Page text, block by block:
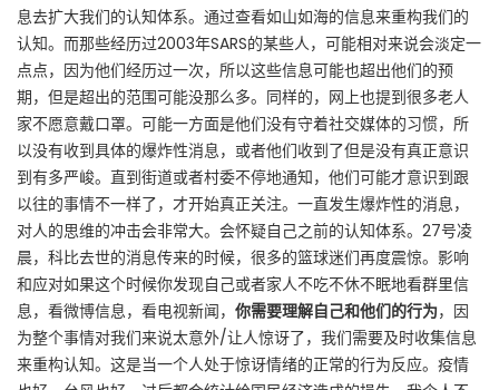
息去扩大我们的认知体系。通过查看如山如海的信息来重构我们的
认知。而那些经历过2003年SARS的某些人，可能相对来说会淡定一
点点，因为他们经历过一次，所以这些信息可能也超出他们的预
期，但是超出的范围可能没那么多。同样的，网上也提到很多老人
家不愿意戴口罩。可能一方面是他们没有守着社交媒体的习惯，所
以没有收到具体的爆炸性消息，或者他们收到了但是没有真正意识
到有多严峻。直到街道或者村委不停地通知，他们可能才意识到跟
以往的事情不一样了，才开始真正关注。一直发生爆炸性的消息，
对人的思维的冲击会非常大。会怀疑自己之前的认知体系。27号凌
晨，科比去世的消息传来的时候，很多的篮球迷们再度震惊。影响
和应对如果这个时候你发现自己或者家人不吃不休不眠地看群里信
息，看微博信息，看电视新闻， 你需要理解自己和他们的行为，因
为整个事情对我们来说太意外/让人惊讶了，我们需要及时收集信息
来重构认知。这是当一个人处于惊讶情绪的正常的行为反应。疫情